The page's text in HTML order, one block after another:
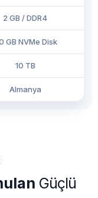
2 GB / DDR4
GB NVMe Disk
10 TB
Almanya
Güçlü